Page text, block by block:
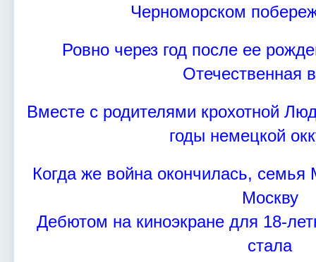
Черноморском
Ровно через год после ее
Отечественная
Вместе с родителями крохотной
годы немецкой
Когда же война окончилась, семья
Москву
Дебютом на киноэкране для 18-
стала